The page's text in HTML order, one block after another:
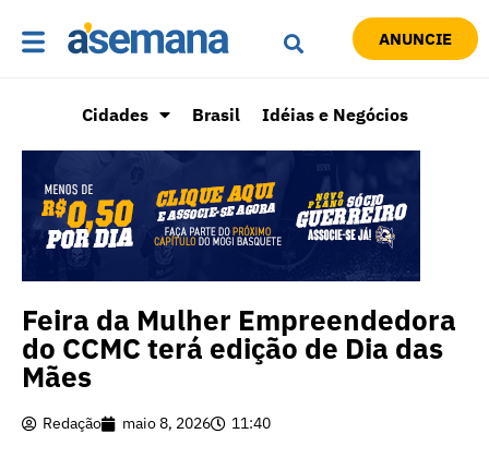
ANUNCIE
Cidades Brasil Idéias e Negócios
Feira da Mulher Empreendedora
do CCMC terá edição de Dia das
Mães
Redação maio 8, 2026 11:40